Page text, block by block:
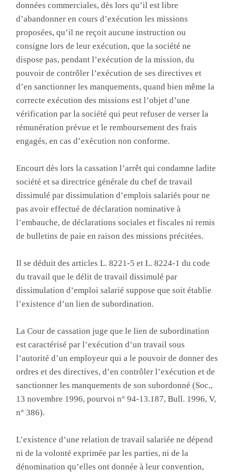
données commerciales, dès lors qu’il est libre
d’abandonner en cours d’exécution les missions
proposées, qu’il ne reçoit aucune instruction ou
consigne lors de leur exécution, que la société ne
dispose pas, pendant l’exécution de la mission, du
pouvoir de contrôler l’exécution de ses directives et
d’en sanctionner les manquements, quand bien même la
correcte exécution des missions est l’objet d’une
vérification par la société qui peut refuser de verser la
rémunération prévue et le remboursement des frais
engagés, en cas d’exécution non conforme.
Encourt dès lors la cassation l’arrêt qui condamne ladite
société et sa directrice générale du chef de travail
dissimulé par dissimulation d’emplois salariés pour ne
pas avoir effectué de déclaration nominative à
l’embauche, de déclarations sociales et fiscales ni remis
de bulletins de paie en raison des missions précitées.
Il se déduit des articles L. 8221-5 et L. 8224-1 du code
du travail que le délit de travail dissimulé par
dissimulation d’emploi salarié suppose que soit établie
l’existence d’un lien de subordination.
La Cour de cassation juge que le lien de subordination
est caractérisé par l’exécution d’un travail sous
l’autorité d’un employeur qui a le pouvoir de donner des
ordres et des directives, d’en contrôler l’exécution et de
sanctionner les manquements de son subordonné (Soc.,
13 novembre 1996, pourvoi n° 94-13.187, Bull. 1996, V,
n° 386).
L’existence d’une relation de travail salariée ne dépend
ni de la volonté exprimée par les parties, ni de la
dénomination qu’elles ont donnée à leur convention,